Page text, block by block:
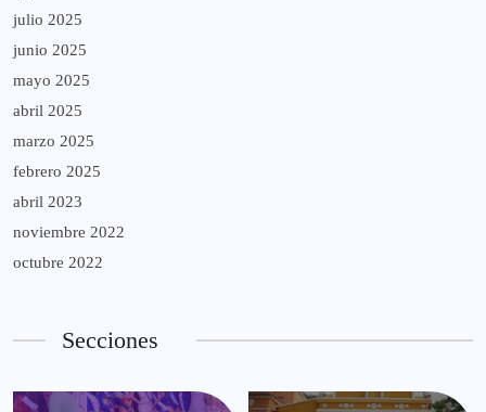
julio 2025
junio 2025
mayo 2025
abril 2025
marzo 2025
febrero 2025
abril 2023
noviembre 2022
octubre 2022
Secciones